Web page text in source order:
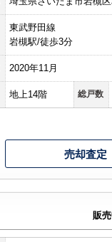
東武野田線
岩槻駅/徒歩3分
2020年11月
地上14階 総戸数
売却査定
販